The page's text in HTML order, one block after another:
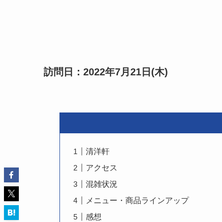
訪問日：2022年7月21日(木)
清洋軒
アクセス
混雑状況
メニュー・商品ラインアップ
感想